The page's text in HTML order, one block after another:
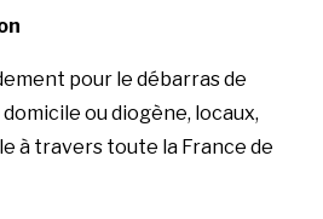
pour le débarras de
ou diogène, locaux,
à travers toute la France de